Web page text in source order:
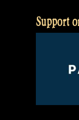
Support